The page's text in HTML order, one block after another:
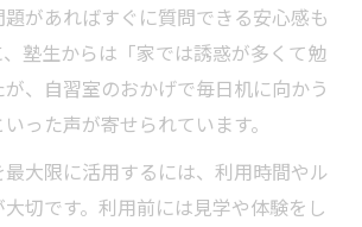
があればすぐに質問できる安心感も
塾生からは「家では誘惑が多くて勉
、自習室のおかげで毎日机に向かう
った声が寄せられています。
大限に活用するには、利用時間やル
切です。利用前には見学や体験をし